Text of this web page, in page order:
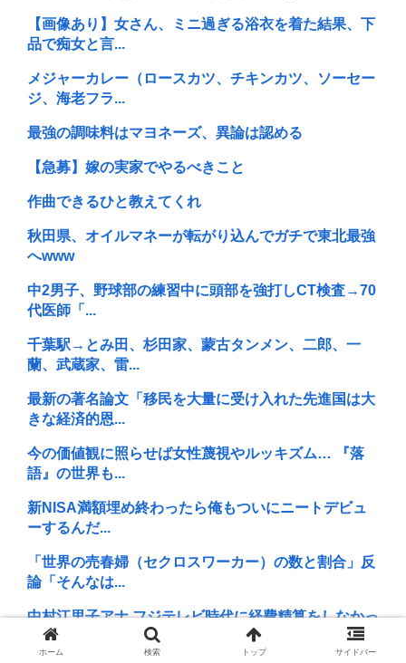
【画像あり】女さん、ミニ過ぎる浴衣を着た結果、下
品で痴女と言...
メジャーカレー（ロースカツ、チキンカツ、ソーセー
ジ、海老フラ...
最強の調味料はマヨネーズ、異論は認める
【急募】嫁の実家でやるべきこと
作曲できるひと教えてくれ
秋田県、オイルマネーが転がり込んでガチで東北最強
へwww
中2男子、野球部の練習中に頭部を強打しCT検査→70
代医師「...
千葉駅→とみ田、杉田家、蒙古タンメン、二郎、一
蘭、武蔵家、雷...
最新の著名論文「移民を大量に受け入れた先進国は大
きな経済的恩...
今の価値観に照らせば女性蔑視やルッキズム… 『落
語』の世界も...
新NISA満額埋め終わったら俺もついにニートデビュ
ーするんだ...
「世界の売春婦（セクロスワーカー）の数と割合」反
論「そんなは...
中村江里子アナ フジテレビ時代に経費精算をしなかっ
たまさかの...
ホーム 検索 トップ サイドバー